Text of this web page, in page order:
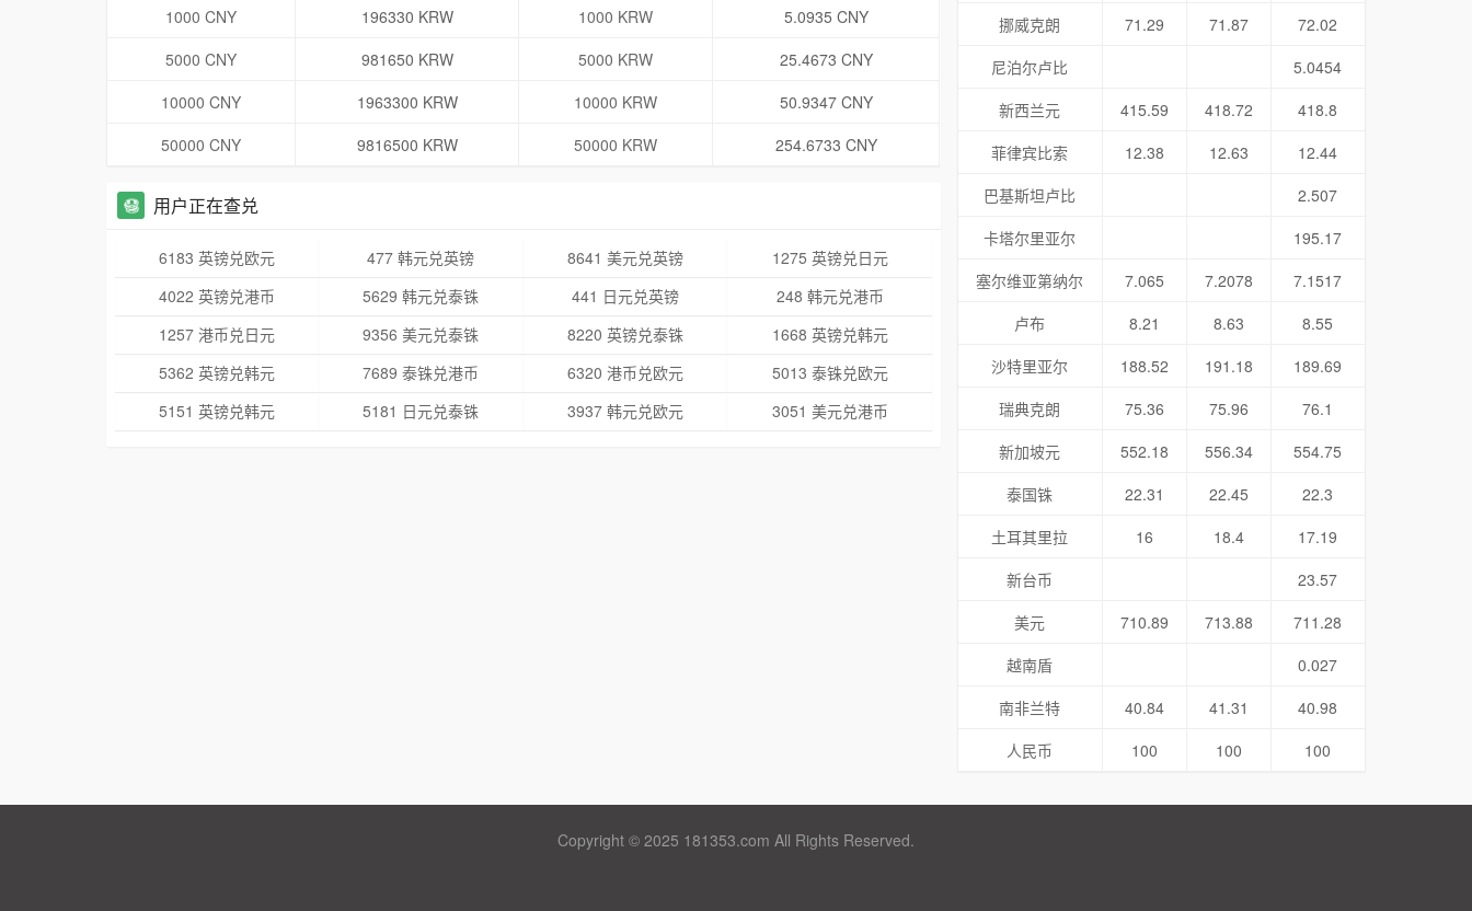
1000 CNY
196330 KRW 1000 KRW
5.0935 CNY
5000 CNY
981650 KRW 5000 KRW
25.4673 CNY
10000 CNY
1963300 KRW 10000 KRW
50.9347 CNY
50000 CNY
9816500 KRW 50000 KRW 254.6733 CNY
用户正在查兑
6183 英镑兑欧元 477 韩元兑英镑 8641 美元兑英镑
1275 英镑兑日元
4022 英镑兑港币
5629 韩元兑泰铢 441 日元兑英镑
248 韩元兑港币
1257 港币兑日元
9356 美元兑泰铢 8220 英镑兑泰铢
1668 英镑兑韩元
5362 英镑兑韩元
7689 泰铢兑港币 6320 港币兑欧元
5013 泰铢兑欧元
5151 英镑兑韩元
5181 日元兑泰铢 3937 韩元兑欧元 3051 美元兑港币
挪威克朗
71.29 71.87
72.02
尼泊尔卢比
5.0454
新西兰元
415.59 418.72
418.8
菲律宾比索
12.38 12.63
12.44
巴基斯坦卢比
2.507
卡塔尔里亚尔
195.17
塞尔维亚第纳尔
7.065 7.2078
7.1517
卢布
8.21 8.63
8.55
沙特里亚尔
188.52 191.18
189.69
瑞典克朗
75.36 75.96
76.1
新加坡元
552.18 556.34
554.75
泰国铢
22.31 22.45
22.3
土耳其里拉
16 18.4
17.19
新台币
23.57
美元
710.89 713.88
711.28
越南盾
0.027
南非兰特
40.84 41.31
40.98
人民币
100 100 100
Copyright © 2025 181353.com All Rights Reserved.